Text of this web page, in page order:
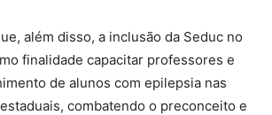
além disso, a inclusão da Seduc no
finalidade capacitar professores e
de alunos com epilepsia nas
combatendo o preconceito e